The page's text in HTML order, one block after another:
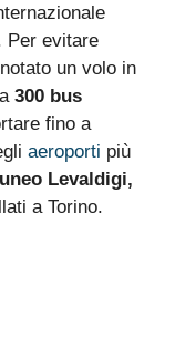
Per evitare
un volo in
300 bus
fino a
aeroporti più
Levaldigi,
a Torino.